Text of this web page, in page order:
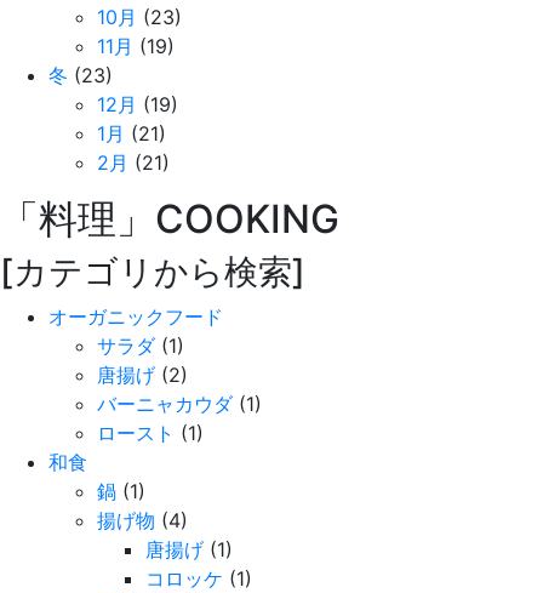
10月 (23)
11月 (19)
冬 (23)
12月 (19)
1月 (21)
2月 (21)
「料理」 COOKING
[カテゴリから検索]
オーガニックフード
サラダ(1)
唐揚げ (2)
バーニャカウダ(1)
ロースト (1)
和食
鍋 (1)
揚げ物 (4)
唐揚げ (1)
コロッケ (1)